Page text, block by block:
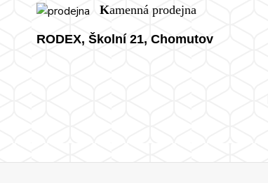
Kamenná prodejna
RODEX, Školní 21, Chomutov